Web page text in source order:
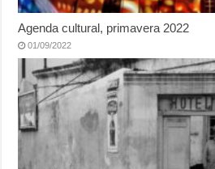
Agenda cultural, primavera 2022
01/09/2022